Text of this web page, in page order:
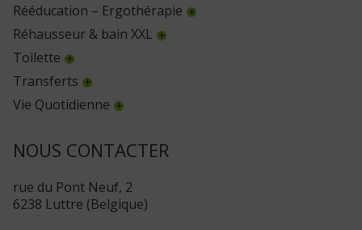
Rééducation – Ergothérapie
Réhausseur & bain XXL
Toilette
Transferts
Vie Quotidienne
NOUS CONTACTER
rue du Pont Neuf, 2
6238 Luttre (Belgique)